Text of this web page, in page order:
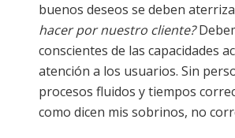
buenos deseos se deben
hacer por nuestro cliente?
conscientes de las capacidades
atención a los usuarios. Sin
procesos fluidos y tiempos
como dicen mis sobrinos, no